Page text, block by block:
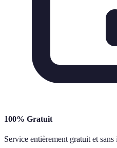
100% Gratuit
Service entièrement gratuit et